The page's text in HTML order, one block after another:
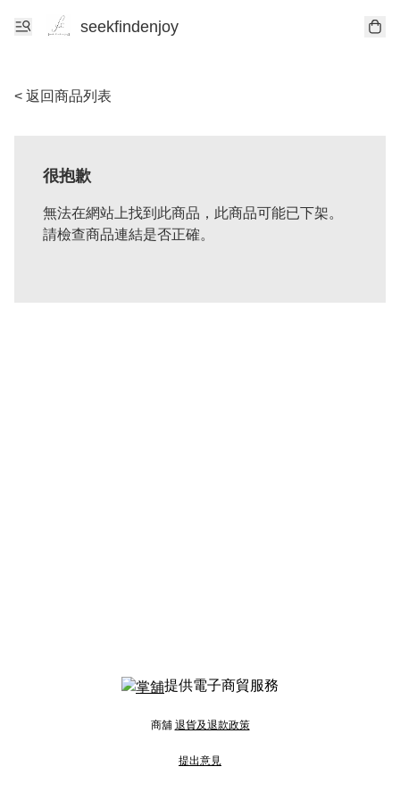
seekfindenjoy
< 返回商品列表
很抱歉
無法在網站上找到此商品，此商品可能已下架。
請檢查商品連結是否正確。
提供電子商貿服務
商舖 退貨及退款政策
提出意見